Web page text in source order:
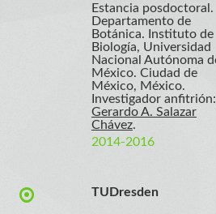
Estancia posdoctoral.
Departamento de
Botánica. Instituto de
Biología, Universidad
Nacional Autónoma
México. Ciudad de
México, México.
Investigador anfitrión:
Gerardo A. Salazar
Chávez.
2014-2016
TUDresden